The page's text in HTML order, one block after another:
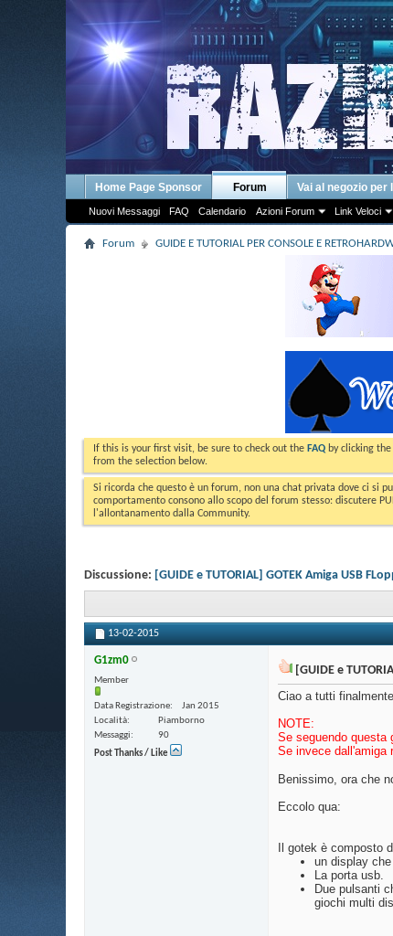
Home Page Sponsor Forum
Nuovi Messaggi FAQ Calendario Azioni Forum Link Veloci
Vai al negozio per
Forum GUIDE E TUTORIAL PER CONSOLE E
If this is your first visit, be sure to check out the FAQ by clicking
from the selection below.
Si ricorda che questo è un forum, non una chat privata dove ci si
comportamento consono allo scopo del forum stesso: discutere
l'allontanamento dalla Community.
Discussione: [GUIDE e TUTORIAL] GOTEK Amiga USB
13-02-2015
G1zm0
Member
Data Registrazione
Jan 2015
Località
Piamborno
Messaggi
90
Post Thanks / Like
[GUIDE e
Ciao a tutti
NOTE:
Se seguendo questa
Se invece dall'amiga
Benissimo, ora che
Eccolo qua:
Il gotek è composto
un display
La porta usb.
Due pulsanti
giochi multi